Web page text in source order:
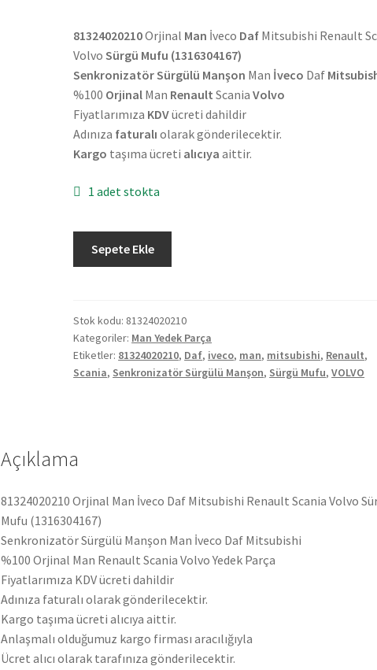
81324020210Orjinal Man İveco Daf Mitsubishi Renault
VolvoSürgü Mufu (1316304167)
Senkronizatör Sürgülü Manşon Man İveco Daf
%100 Orjinal Man Renault ScaniaVolvo
Fiyatlarımıza KDVücreti dahildir
Adınıza faturalı olarak gönderilecektir.
Kargo taşıma ücreti alıcıya aittir.
1 adet stokta
Mitsubishi
Renault
Scania
Volvo
81324020210
Sepete Ekle
Stok kodu: 81324020210
Kategoriler: Man Yedek Parça
Etiketler: 81324020210, Daf, iveco, man, mitsubishi, Renault,
Scania, Senkronizatör Sürgülü Manşon, Sürgü Mufu,VOLVO
Açıklama
81324020210 Orjinal Man İveco Daf Mitsubishi Renault Scania Volvo
Mufu (1316304167)
Senkronizatör Sürgülü Manşon Man İveco Daf Mitsubishi
%100 Orjinal Man Renault Scania Volvo Yedek Parça
Fiyatlarımıza KDV ücreti dahildir
Adınıza faturalı olarak gönderilecektir.
Kargo taşıma ücreti alıcıya aittir.
Anlaşmalı olduğumuz kargo firması aracılığıyla
Ücret alıcı olarak tarafınıza gönderilecektir.